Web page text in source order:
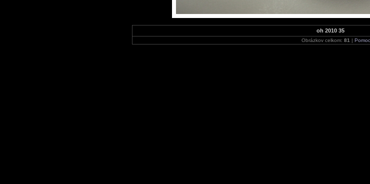
oh 2010 35
Obrázkov celkom: 81 | Pomoc